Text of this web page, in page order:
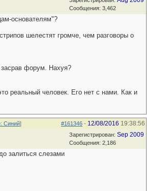
Сообщения: 3,462
основателям"?
шелестят громче, чем разговоры о
форум. Нахуя?
реальный человек. Его нет с нами. Как и
#161346 - 12/08/2016 19:38:56
Синий]
Зарегистрирован: Sep 2009
Сообщения: 2,186
залиться слезами